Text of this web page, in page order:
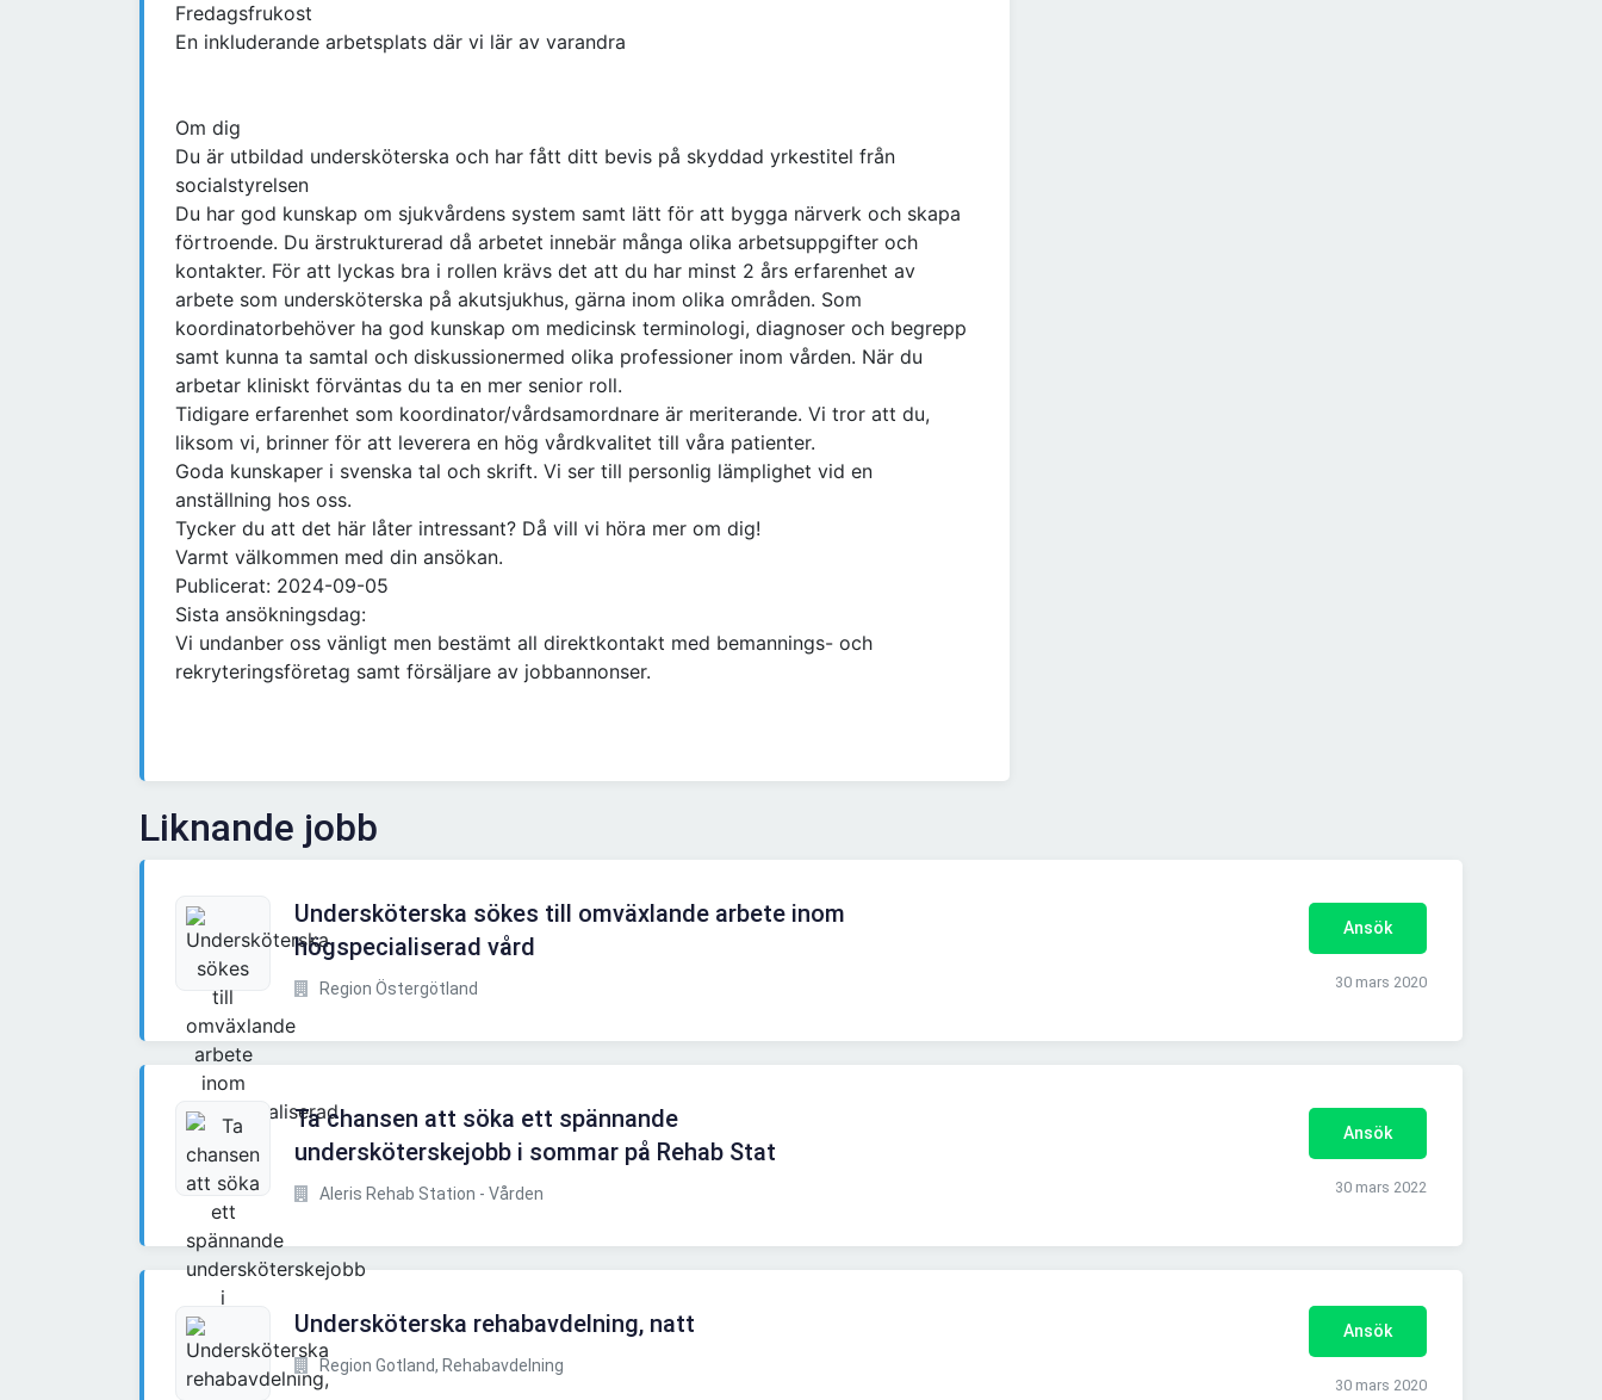
Fredagsfrukost
En inkluderande arbetsplats där vi lär av varandra
Om dig
Du är utbildad undersköterska och har fått ditt bevis på skyddad yrkestitel från
socialstyrelsen
Du har god kunskap om sjukvårdens system samt lätt för att bygga närverk och skapa
förtroende. Du ärstrukturerad då arbetet innebär många olika arbetsuppgifter och
kontakter. För att lyckas bra i rollen krävs det att du har minst 2 års erfarenhet av
arbete som undersköterska på akutsjukhus, gärna inom olika områden. Som
koordinatorbehöver ha god kunskap om medicinsk terminologi, diagnoser och begrepp
samt kunna ta samtal och diskussionermed olika professioner inom vården. När du
arbetar kliniskt förväntas du ta en mer senior roll.
Tidigare erfarenhet som koordinator/vårdsamordnare är meriterande. Vi tror att du,
liksom vi, brinner för att leverera en hög vårdkvalitet till våra patienter.
Goda kunskaper i svenska tal och skrift. Vi ser till personlig lämplighet vid en
anställning hos oss.
Tycker du att det här låter intressant? Då vill vi höra mer om dig!
Varmt välkommen med din ansökan.
Publicerat: 2024-09-05
Sista ansökningsdag:
Vi undanber oss vänligt men bestämt all direktkontakt med bemannings- och
rekryteringsföretag samt försäljare av jobbannonser.
Liknande jobb
Undersköterska sökes till omväxlande arbete inom
högspecialiserad vård
Region Östergötland
Ansök
30 mars 2020
Ta chansen att söka ett spännande
undersköterskejobb i sommar på Rehab Stat
Aleris Rehab Station - Vården
Ansök
30 mars 2022
Undersköterska rehabavdelning, natt
Region Gotland, Rehabavdelning
Ansök
30 mars 2020